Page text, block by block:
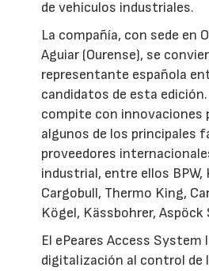
de vehículos industriales.
La compañía, con sede en
Aguiar (Ourense), se
representante española
candidatos de esta
compite con innovaciones
algunos de los principales
proveedores
industrial, entre ellos
Cargobull, Thermo King,
Kögel, Kässbohrer,
El ePeares Access System
digitalización al control de